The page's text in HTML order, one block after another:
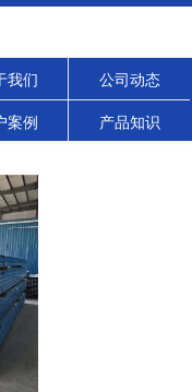
我们 公司动态
案例 产品知识